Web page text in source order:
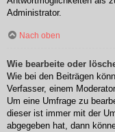
Administrator.
Nach oben
Wie bearbeite oder
Wie bei den Beiträgen
Verfasser, einem
Um eine Umfrage zu
dieser ist immer mit der
abgegeben hat, dann